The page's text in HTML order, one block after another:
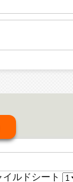
イルドシート